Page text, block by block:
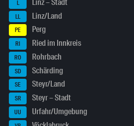
L Linz – Stadt
LL Linz/Land
PE Perg
RI Ried im Innkreis
RO Rohrbach
SD Schärding
SE Steyr/Land
SR Steyr – Stadt
UU Urfahr/Umgebung